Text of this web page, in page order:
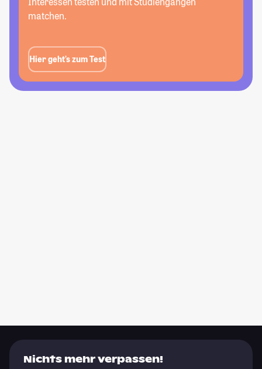
matchen.
Hier geht’s zum Test
Nichts mehr verpassen!